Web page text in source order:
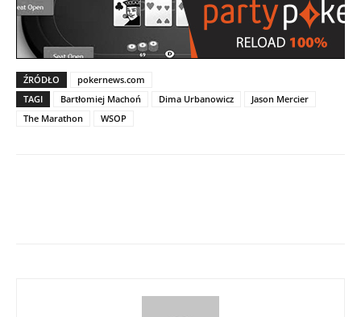
ŹRÓDŁO
pokernews.com
TAGI
Bartłomiej Machoń Dima Urbanowicz
Jason Mercier
The Marathon
WSOP